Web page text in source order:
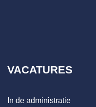
VACATURES
In de administratie